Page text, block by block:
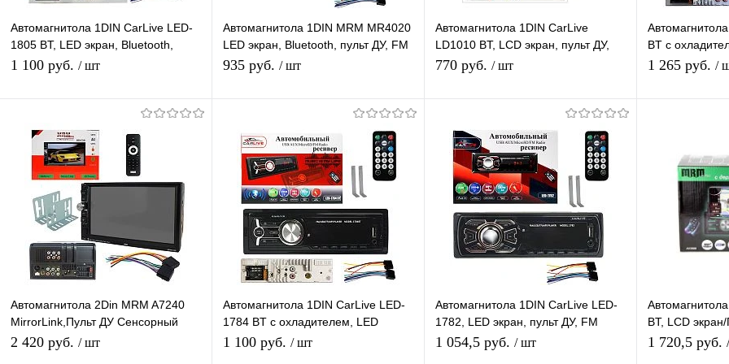
Автомагнитола 1DIN CarLive LED-
1805 BT, LED экран, Bluetooth,
пульт ДУ, FM радио, AUX, USB, APS
1 100 руб. / шт
Купить в 1 клик К сравнению
В избранное В наличии
Автомагнитола 1DIN MRM MR4020
LED экран, Bluetooth, пульт ДУ, FM
радио, USB разъем, APS, 4*50 W
935 руб. / шт
Купить в 1 клик К сравнению
В избранное В наличии
Автомагнитола 1DIN CarLive
LD1010 BT, LCD экран, пульт ДУ,
FM радио, USB разъем, APS, 4*60
770 руб. / шт
Купить в 1 клик К сравнению
В избранное В наличии
BT с
Bluetooth,
1 265 руб. /
Купить в 1
В избранное
Автомагнитола 2Din MRM A7240
MirrorLink,Пульт ДУ Сенсорный
экран 7" FM радио,Bluetooth,USB,
2 420 руб. / шт
Автомагнитола 1DIN CarLive LED-
1784 BT с охладителем, LED
экран, Bluetooth, пульт ДУ, FM,
1 100 руб. / шт
Автомагнитола 1DIN CarLive LED-
1782, LED экран, пульт ДУ, FM
радио, AUX, USB разъем, APS,
1 054,5 руб. / шт
BT, LCD
радио/2 USB/
1 720,5 руб.